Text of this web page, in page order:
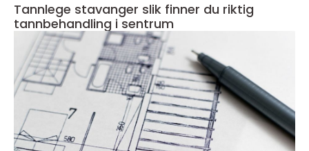
Tannlege stavanger slik finner du riktig
tannbehandling i sentrum